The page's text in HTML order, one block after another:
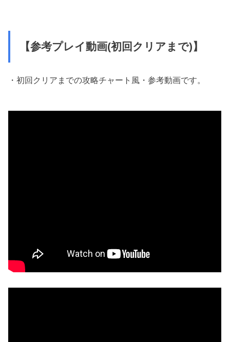
【参考プレイ動画(初回クリアまで)】
・初回クリアまでの攻略チャート風・参考動画です。